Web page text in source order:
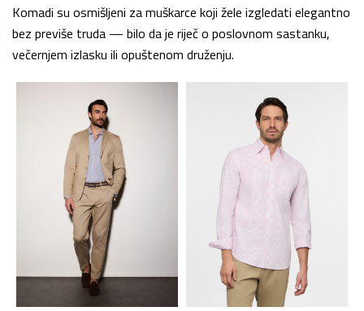
Komadi su osmišljeni za muškarce koji žele izgledati elegantno
bez previše truda — bilo da je riječ o poslovnom sastanku,
večernjem izlasku ili opuštenom druženju.